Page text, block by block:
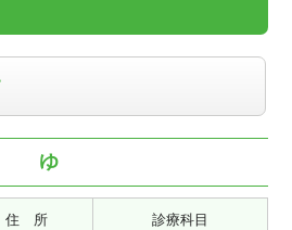
ゆ
住 所 診療科目